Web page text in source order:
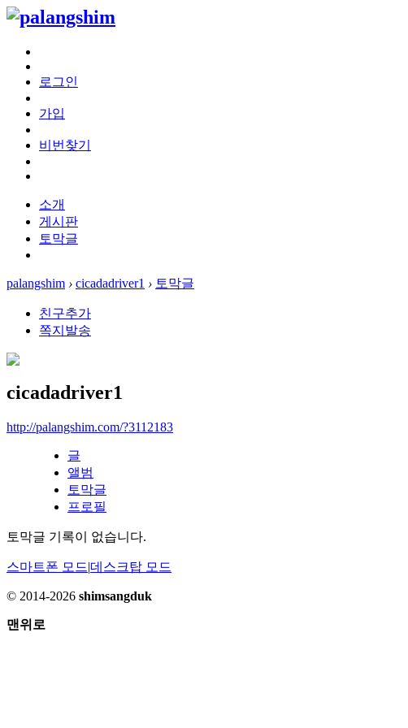
로그인
가입
비번찾기
소개
게시판
토막글
palangshim › cicadadriver1 › 토막글
친구추가
쪽지발송
cicadadriver1
http://palangshim.com/?3112183
글
앨범
토막글
프로필
토막글 기록이 없습니다.
스마트폰 모드|데스크탑 모드
© 2014-2026 shimsangduk
맨위로